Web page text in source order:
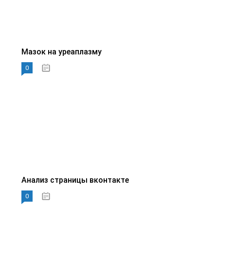
Мазок на уреаплазму
0
Анализ страницы вконтакте
0